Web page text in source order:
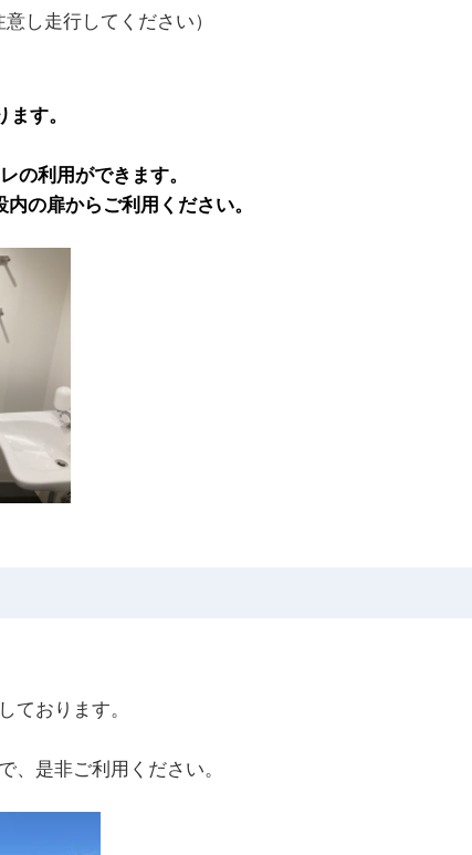
し走行してください）
す。
の利用ができます。
の扉からご利用ください。
ております。
、是非ご利用ください。